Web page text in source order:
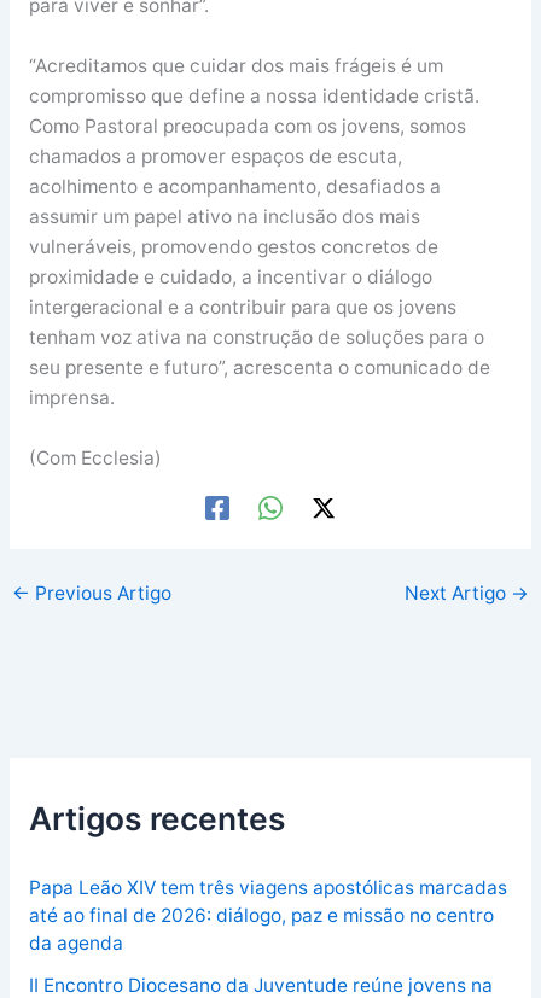
para viver e sonhar”.
“Acreditamos que cuidar dos mais frágeis é um
compromisso que define a nossa identidade cristã.
Como Pastoral preocupada com os jovens, somos
chamados a promover espaços de escuta,
acolhimento e acompanhamento, desafiados a
assumir um papel ativo na inclusão dos mais
vulneráveis, promovendo gestos concretos de
proximidade e cuidado, a incentivar o diálogo
intergeracional e a contribuir para que os jovens
tenham voz ativa na construção de soluções para o
seu presente e futuro”, acrescenta o comunicado de
imprensa.
(Com Ecclesia)
← Previous Artigo Next Artigo →
Artigos recentes
Papa Leão XIV tem três viagens apostólicas marcadas
até ao final de 2026: diálogo, paz e missão no centro
da agenda
II Encontro Diocesano da Juventude reúne jovens na